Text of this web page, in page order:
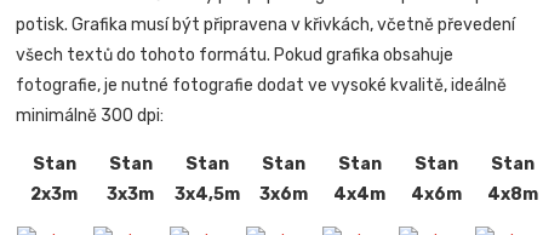
potisk. Grafika musí být připravena v křivkách, včetně převedení
všech textů do tohoto formátu. Pokud grafika obsahuje
fotografie, je nutné fotografie dodat ve vysoké kvalitě, ideálně
minimálně 300 dpi:
Stan
2x3m
Stan
3x3m
Stan
3x4,5m
Stan
3x6m
Stan
4x4m
Stan
4x6m
Stan
4x8m